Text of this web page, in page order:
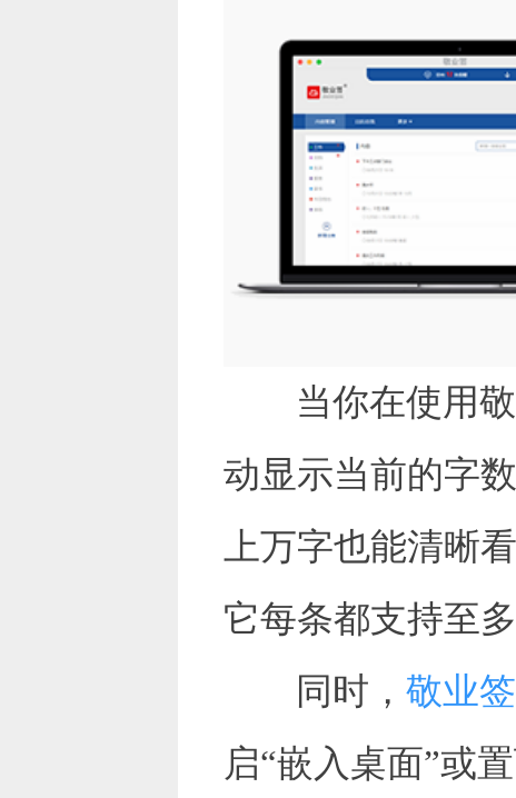
当你在使用
动显示当前的字
上万字也能清晰
它每条都支持至
同时，敬业签
启“嵌入桌面”或